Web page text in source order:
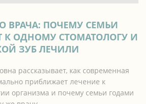
ВРАЧА: ПОЧЕМУ СЕМЬИ
К ОДНОМУ СТОМАТОЛОГУ И
ЗУБ ЛЕЧИЛИ
рассказывает, как современная
приближает лечение к
организма и почему семьи годами